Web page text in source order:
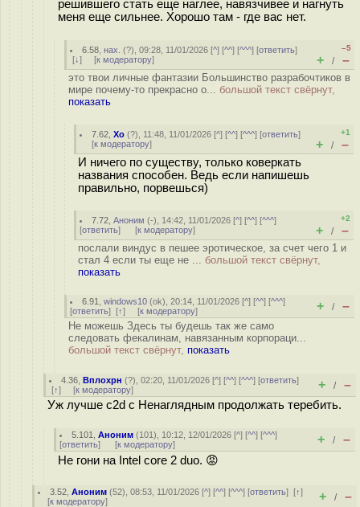
решившего стать еще наглее, навязчивее и нагнуть
меня еще сильнее. Хорошо там - где вас нет.
6.58 ,нах. (?), 09:28, 11/01/2026 [^] [^^] [^^^] [ответить]
[↓] [к модератору]
–5
+ / –
это твои личные фантазии Большинство разрабочтиков в
мире почему-то прекрасно о... большой текст свёрнут,
показать
7.62 ,Xo (?), 11:48, 11/01/2026 [^] [^^] [^^^] [ответить]
[к модератору]
+1
+ / –
И ничего по существу, только коверкать
названия способен. Ведь если напишешь
правильно, порвешься)
7.72 ,Аноним (-), 14:42, 11/01/2026 [^] [^^] [^^^]
[ответить] [к модератору]
+2
+ / –
послали виндус в пешее эротическое, за счет чего 1 и
стал 4 если ты еще не ... большой текст свёрнут,
показать
6.91 ,windows10 (ok), 20:14, 11/01/2026 [^] [^^] [^^^]
[ответить] [↑] [к модератору] + / –
Не можешь Здесь ты будешь так же само
следовать фекалинам, навязанным корпораци...
большой текст свёрнут, показать
4.36 ,Вплохрн (?), 02:20, 11/01/2026 [^] [^^] [^^^] [ответить]
[↑] [к модератору] + / –
Уж лучше c2d с Ненаглядным продолжать теребить.
5.101 ,Аноним (101), 10:12, 12/01/2026 [^] [^^] [^^^]
[ответить] [к модератору] + / –
Не гони на Intel core 2 duo. 😡
3.52 ,Аноним (52), 08:53, 11/01/2026 [^] [^^] [^^^] [ответить][↑]
[к модератору] + / –